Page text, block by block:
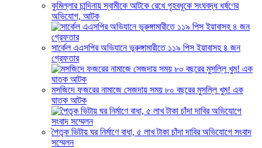
কুমিল্লার চান্দিনায় স্বামীকে আটকে রেখে গৃহবধূকে সংঘবদ্ধ ধর্ষণের
অভিযোগ, আটক
সার্কেল এএসপির অভিযানে ভূরুঙ্গামারীতে ১১৯ পিস ইয়াবাসহ ৪ জন
গ্রেফতার
মসজিদে ফজরের নামাজে সেজদায় সময় ৮০ বছরের মুসল্লি খুম! এক
ঘাতক আটক
পৈতৃক ভিটায় ঘর নির্মাণে বাধা, ৫ লাখ টাকা চাঁদা দাবির অভিযোগে সংবাদ
সম্মেলন